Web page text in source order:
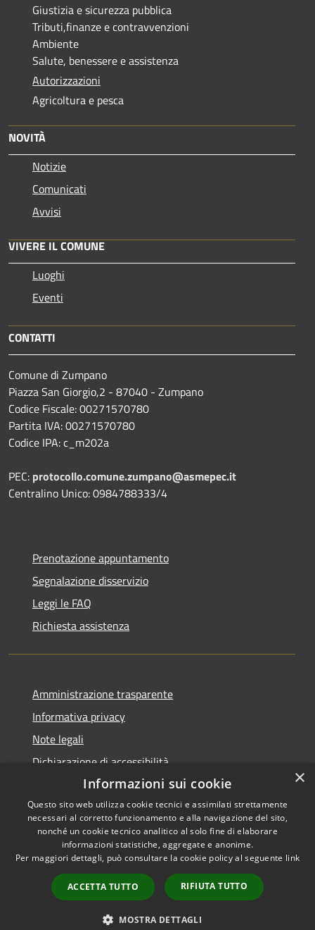
Giustizia e sicurezza pubblica
Tributi,finanze e contravvenzioni
Ambiente
Salute, benessere e assistenza
Autorizzazioni
Agricoltura e pesca
NOVITÀ
Notizie
Comunicati
Avvisi
VIVERE IL COMUNE
Luoghi
Eventi
CONTATTI
Comune di Zumpano
Piazza San Giorgio,2 - 87040 - Zumpano
Codice Fiscale: 00271570780
Partita IVA: 00271570780
Codice IPA: c_m202a
PEC: protocollo.comune.zumpano@asmepec.it
Centralino Unico: 0984788333/4
Prenotazione appuntamento
Segnalazione disservizio
Leggi le FAQ
Richiesta assistenza
Amministrazione trasparente
Informativa privacy
Note legali
Dichiarazione di accessibilità
Accessibilità
Privacy
Mappa del sito
Obiettivi di accessibilità
Copyright © 2026 • Comune di
Zumpano • Powered by
Municipium
Accesso
redazione
×
Informazioni sui cookie
Questo sito web utilizza cookie tecnici e assimilati strettamente
necessari al corretto funzionamento e alla navigazione del sito,
nonché un cookie tecnico analitico al solo fine di elaborare
informazioni statistiche, aggregate e anonime.
Per maggiori dettagli, può consultare la cookie policy al seguente link
ACCETTA TUTTO RIFIUTA TUTTO
MOSTRA DETTAGLI